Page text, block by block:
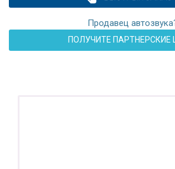
Продавец
ПОЛУЧИТЕ ПАРТНЕРСКИЕ